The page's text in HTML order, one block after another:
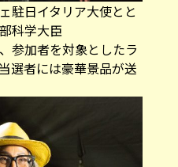
駐日イタリア大使とと
科学大臣
参加者を対象としたラ
選者には豪華景品が送